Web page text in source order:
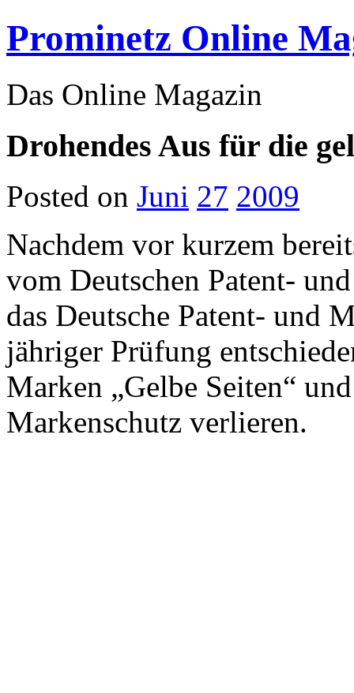
Prominetz Online
Das Online Magazin
Drohendes Aus für die
Posted on Juni 27 2009
Nachdem vor kurzem
vom Deutschen Patent-
das Deutsche Patent- und
jähriger Prüfung
Marken „Gelbe Seiten“
Markenschutz verlieren.